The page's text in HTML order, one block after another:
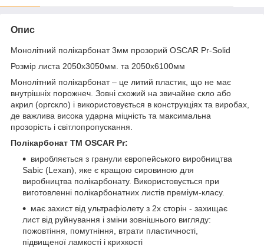
Опис
Монолітний полікарбонат 3мм прозорий OSCAR Pr-Solid
Розмір листа 2050х3050мм. та 2050х6100мм
Монолітний полікарбонат – це литий пластик, що не має
внутрішніх порожнеч. Зовні схожий на звичайне скло або
акрил (оргскло) і використовується в конструкціях та виробах,
де важлива висока ударна міцність та максимальна
прозорість і світлопропускання.
Полікарбонат ТМ OSCAR Pr:
виробляється з гранули європейського виробництва
Sabic (Lexan), яке є кращою сировиною для
виробництва полікарбонату. Використовується при
виготовленні полікарбонатних листів преміум-класу.
має захист від ультрафіолету з 2х сторін - захищає
лист від руйнування і зміни зовнішнього вигляду:
пожовтіння, помутніння, втрати пластичності,
підвищеної ламкості і крихкості